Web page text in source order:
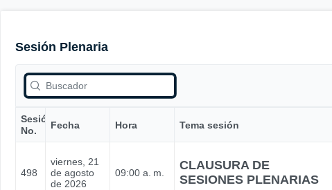
Sesión Plenaria
Sesión
No.
Fecha Hora Tema sesión
498
viernes, 21
de agosto
de 2026
09:00 a. m.
CLAUSURA DE
SESIONES PLENARIAS